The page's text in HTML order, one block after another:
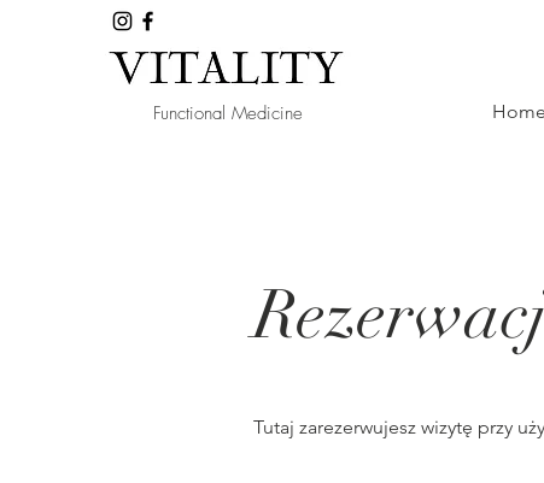
Home
Functional Medicine
Tutaj zarezerwujesz wizytę przy